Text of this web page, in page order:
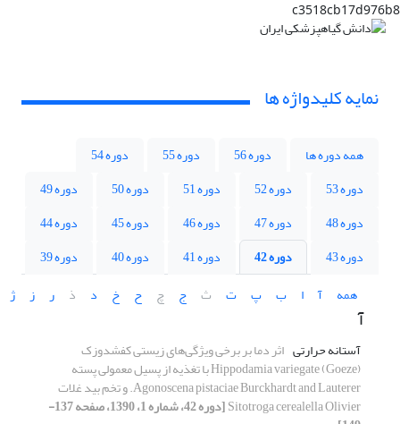
c3518cb17d976b8
نمایه کلیدواژه ها
همه دوره ها دوره 56 دوره 55
دوره 54
دوره 53
دوره 52 دوره 51 دوره 50
دوره 49
دوره 48
دوره 47 دوره 46 دوره 45
دوره 44
دوره 43
دوره 42 دوره 41 دوره 40
دوره 39
همه
آ ا ب پ ت ث ج چ ح خ د ذ ر ز ژ
آ
آستانه حرارتی اثر دما بر برخی ویژگی‌های زیستی کفشدوزک
Hippodamia variegate (Goeze) با تغذیه از پسیل معمولی پسته
Agonoscena pistaciae Burckhardt and Lauterer. و تخم بید غلات
Sitotroga cerealella Olivier [دوره 42، شماره 1، 1390، صفحه 137-